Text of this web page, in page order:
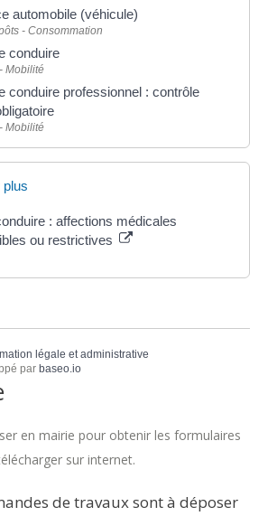
automobile (véhicule)
- Consommation
conduire
Mobilité
conduire professionnel : contrôle
Mobilité
plus
: affections médicales
ou restrictives
légale et administrative
par baseo.io
en mairie pour obtenir les formulaires
sur internet.
de travaux sont à déposer